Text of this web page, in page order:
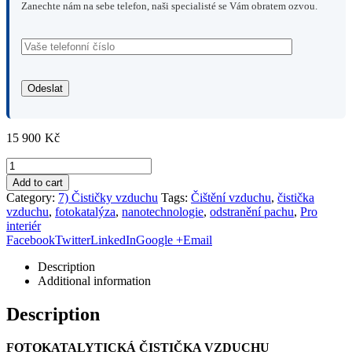
Zanechte nám na sebe telefon, naši specialisté se Vám obratem ozvou.
15 900 Kč
Add to cart
Category: 7) Čističky vzduchu Tags: Čištění vzduchu, čistička
vzduchu, fotokatalýza, nanotechnologie, odstranění pachu, Pro
interiér
FacebookTwitterLinkedInGoogle +Email
Description
Additional information
Description
FOTOKATALYTICKÁ ČISTIČKA VZDUCHU